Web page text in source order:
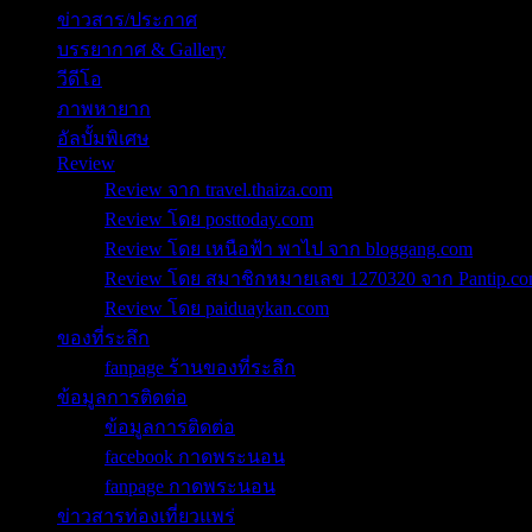
ข่าวสาร/ประกาศ
บรรยากาศ & Gallery
วีดีโอ
ภาพหายาก
อัลบั้มพิเศษ
Review
Review จาก travel.thaiza.com
Review โดย posttoday.com
Review โดย เหนือฟ้า พาไป จาก bloggang.com
Review โดย สมาชิกหมายเลข 1270320 จาก
Review โดย paiduaykan.com
ของที่ระลึก
fanpage ร้านของที่ระลึก
ข้อมูลการติดต่อ
ข้อมูลการติดต่อ
facebook กาดพระนอน
fanpage กาดพระนอน
ข่าวสารท่องเที่ยวแพร่